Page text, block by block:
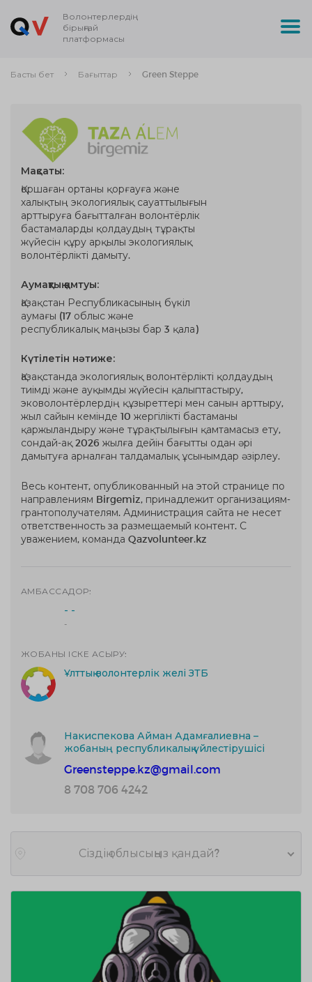
Волонтерлердің
бірыңғай
платформасы
Басты бет Бағыттар Green Steppe
Мақсаты:
Қоршаған ортаны қорғауға және
халықтың экологиялық сауаттылығын
арттыруға бағытталған волонтёрлік
бастамаларды қолдаудың тұрақты
жүйесін құру арқылы экологиялық
волонтёрлікті дамыту.
Аумақтық қамтуы:
Қазақстан Республикасының бүкіл
аумағы (17 облыс және
республикалық маңызы бар 3 қала)
Күтілетін нәтиже:
Қазақстанда экологиялық волонтёрлікті қолдаудың
тиімді және ауқымды жүйесін қалыптастыру,
эковолонтёрлердің құзыреттері мен санын арттыру,
жыл сайын кемінде 10 жергілікті бастаманы
қаржыландыру және тұрақтылығын қамтамасыз ету,
сондай-ақ 2026 жылға дейін бағытты одан әрі
дамытуға арналған талдамалық ұсынымдар әзірлеу.
Весь контент, опубликованный на этой странице по
направлениям Birgemiz, принадлежит организациям-
грантополучателям. Администрация сайта не несет
ответственность за размещаемый контент. С
уважением, команда Qazvolunteer.kz
АМБАССАДОР:
- -
-
ЖОБАНЫ ІСКЕ АСЫРУ:
Ұлттық волонтерлік желі ЗТБ
Накиспекова Айман Адамғалиевна –
жобаның республикалық үйлестірушісі
Greensteppe.kz@gmail.com
8 708 706 4242
Сіздің облысыңыз қандай?